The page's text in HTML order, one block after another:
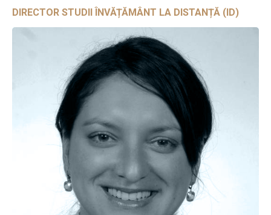
DIRECTOR STUDII ÎNVĂȚĂMÂNT LA DISTANȚĂ (ID)